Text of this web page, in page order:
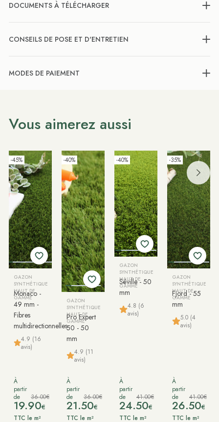
DOCUMENTS À TÉLÉCHARGER
CONSEILS DE POSE ET D'ENTRETIEN
MODES DE PAIEMENT
Vous aimerez aussi
-45%
GAZON
SYNTHÉTIQUE
HAUT DE
GAMME
Monaco -
49 mm -
Fibres
multidirectionnelles
4.9 (16
avis)
À
partir
de
36.00€
19.90€
TTC le m²
-40%
GAZON
SYNTHÉTIQUE
HAUT DE
GAMME
Pro Expert
50 - 50
mm
4.9 (11
avis)
À
partir
de
36.00€
21.50€
TTC le m²
-40%
GAZON
SYNTHÉTIQUE
HAUT DE
GAMME
Séville - 50
mm
4.8 (6
avis)
À
partir
de
41.00€
24.50€
TTC le m²
-35%
GAZON
SYNTHÉTIQUE
HAUT DE
GAMME
Fjord - 55
mm
5.0 (4
avis)
À
partir
de
41.00€
26.50€
TTC le m²